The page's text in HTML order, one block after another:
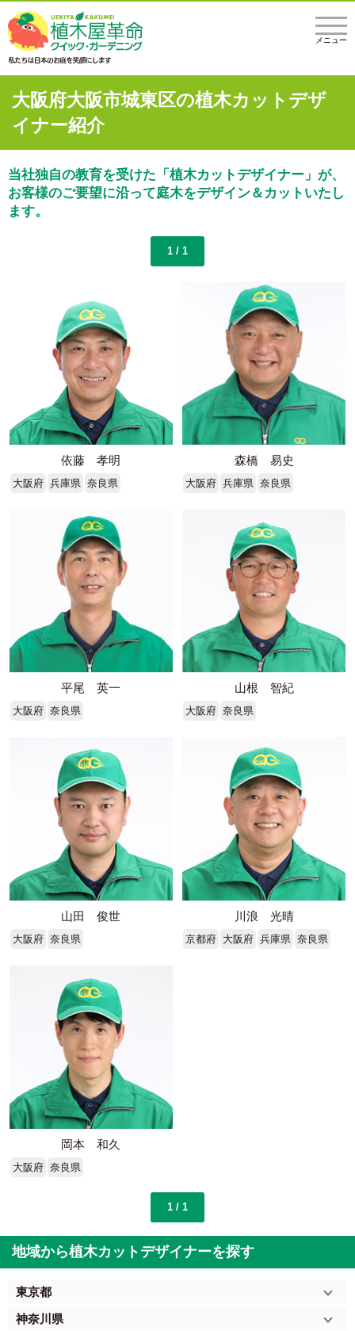
メニュー
大阪府大阪市城東区の植木カットデザ
イナー紹介
当社独自の教育を受けた「植木カットデザイナー」が、
お客様のご要望に沿って庭木をデザイン＆カットいたし
ます。
1 / 1
依藤 孝明
大阪府 兵庫県 奈良県
森橋 易史
大阪府 兵庫県 奈良県
平尾 英一
大阪府 奈良県
山根 智紀
大阪府 奈良県
山田 俊世
大阪府 奈良県
川浪 光晴
京都府 大阪府 兵庫県 奈良県
岡本 和久
大阪府 奈良県
1 / 1
地域から植木カットデザイナーを探す
東京都
神奈川県